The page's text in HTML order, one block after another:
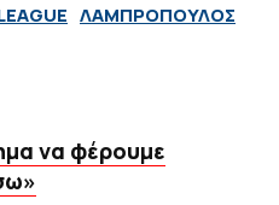
ΛΑΜΠΡΟΠΟΥΛΟΣ
να φέρουμε